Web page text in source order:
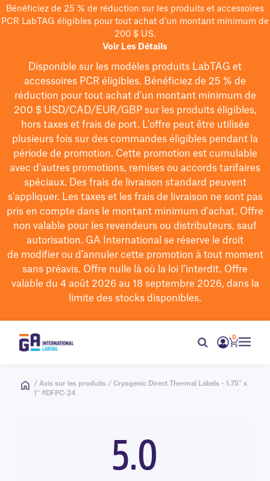
Bénéficiez de 25 % de réduction sur les produits et accessoires
PCR LabTAG éligibles pour tout achat d'un montant minimum de
200 $ US.
Voir Les Détails
Disponible sur les modèles produits LabTAG et
accessoires PCR éligibles. Bénéficiez de 25 % de
réduction pour tout achat d'un montant minimum de
200 $USD/CAD/EUR/GBPsur les produits éligibles,
hors taxes et frais de port. L'offre peut être utilisée
plusieurs fois sur des commandes éligibles pendant la
période de promotion. Cette promotion est cumulable
avec d'autres promotions, remises ou accords tarifaires
spéciaux. Des frais de livraison standard peuvent
s'appliquer. Les taxes et les frais de livraison ne sont pas
pris en compte dans le montant minimum d'achat. Offre
non valable pour les revendeurs ou distributeurs, sauf
autorisation. GA International se réserve le droit
de modifierou d’annuler cette promotion à tout moment
sans préavis. Offre nulle là où la loi l’interdit. Offre
valable du 4 août 2026 au 18 septembre 2026, dans la
limite des stocks disponibles.
0
/ Avis sur les produits / Cryogenic Direct Thermal Labels - 1.75" x
1" #DFPC-24
5.0